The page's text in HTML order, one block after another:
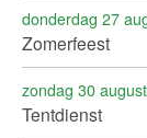
donderdag 27
Zomerfeest
zondag 30
Tentdienst